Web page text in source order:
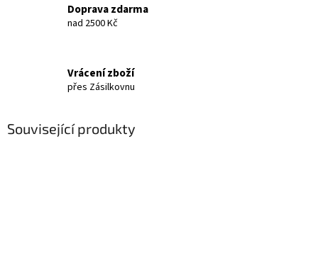
Doprava zdarma
nad 2500 Kč
Vrácení zboží
přes Zásilkovnu
Související produkty